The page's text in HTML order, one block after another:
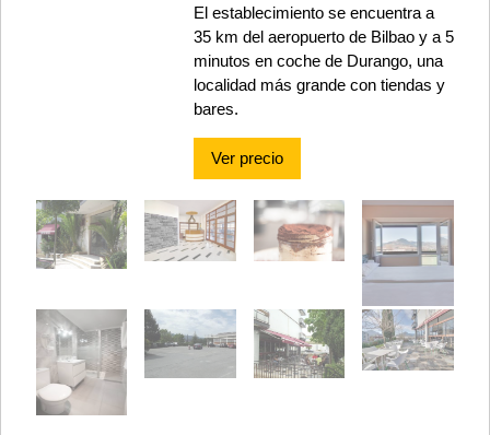
El establecimiento se encuentra a
35 km del aeropuerto de Bilbao y a 5
minutos en coche de Durango, una
localidad más grande con tiendas y
bares.
Ver precio